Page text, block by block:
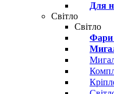
Для
Світло
Світло
Фари